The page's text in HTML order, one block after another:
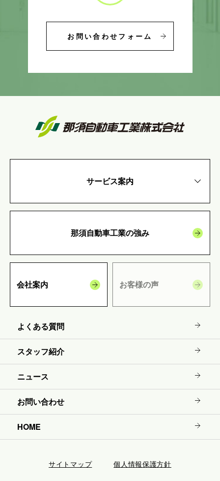
お問い合わせフォーム
サービス案内
那須自動車工業の強み
会社案内 お客様の声
よくある質問
スタッフ紹介
ニュース
お問い合わせ
HOME
サイトマップ 個人情報保護方針